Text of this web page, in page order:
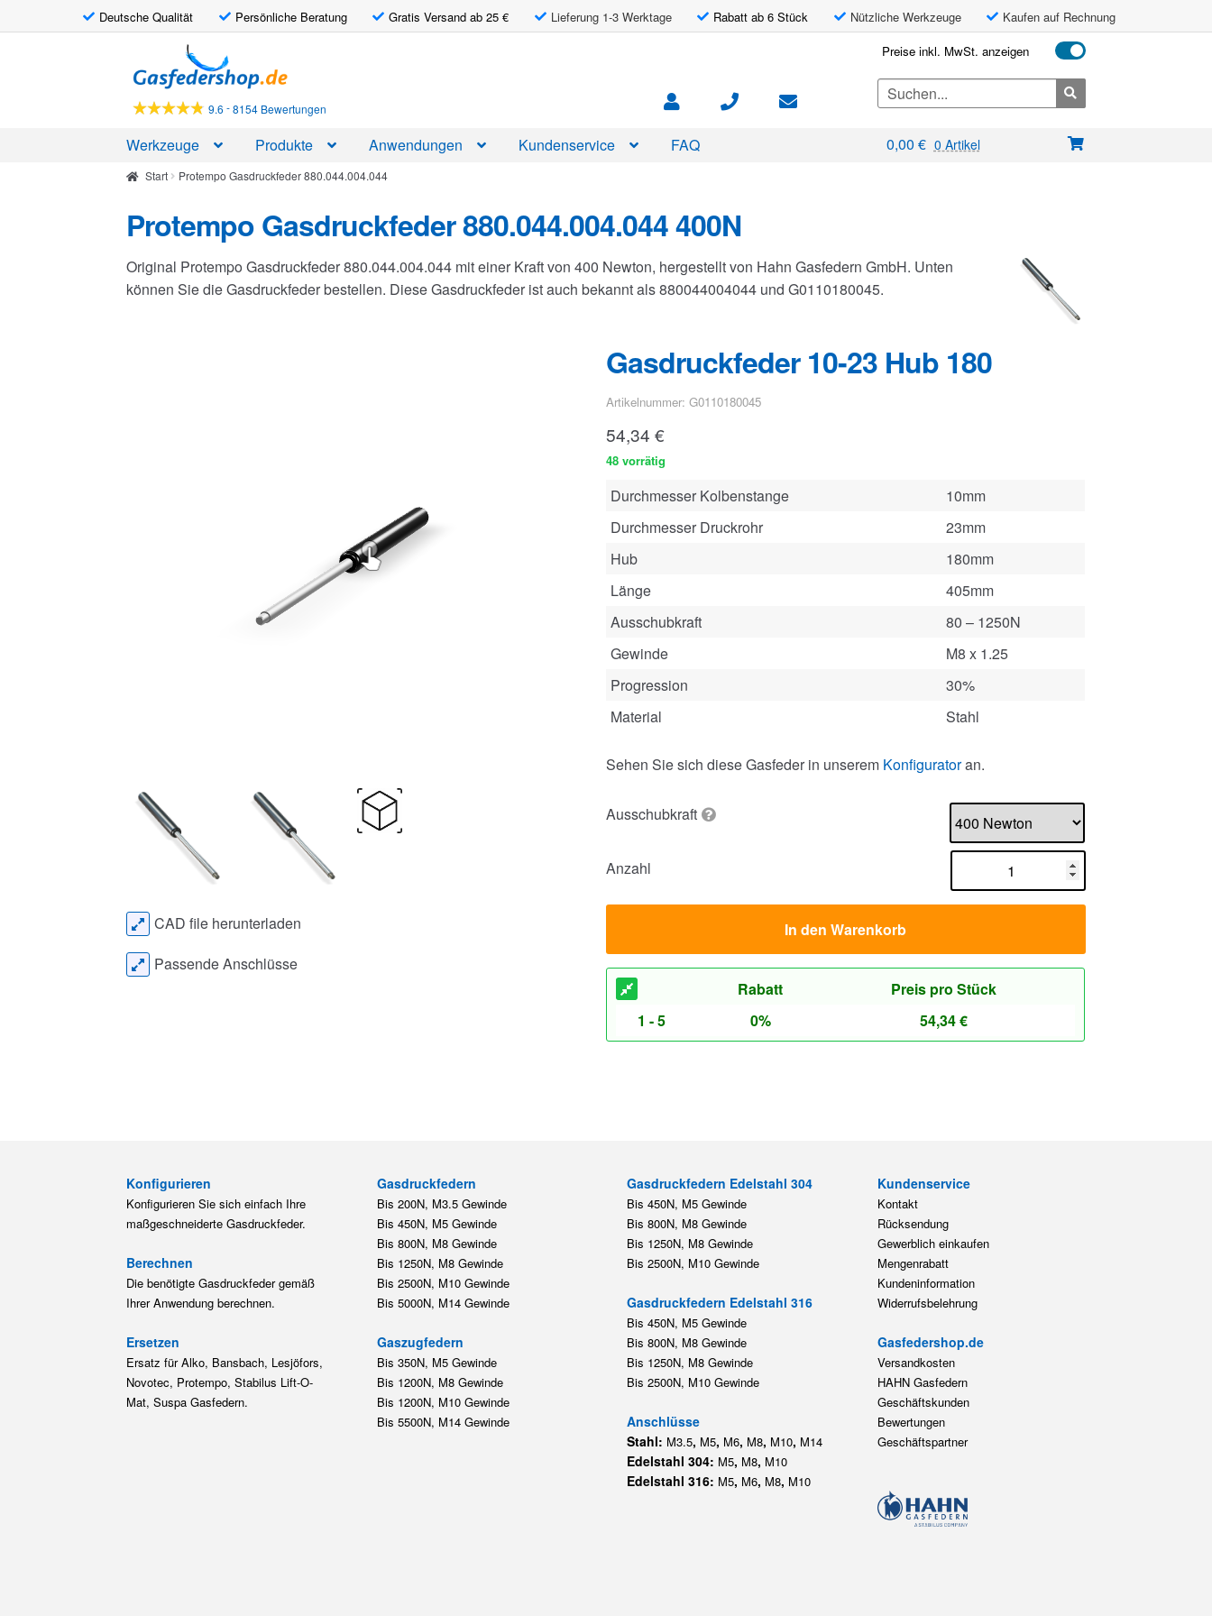
Deutsche Qualität Persönliche Beratung Gratis Versand ab 25 € Lieferung 1-3 Werktage Rabatt ab 6 Stück Nützliche Werkzeuge Kaufen auf Rechnung
Navigation
springen
Inhalt
springen
9.6 -8154 Bewertungen
Preise inkl. MwSt. anzeigen
Search
for:
Werkzeuge Produkte Anwendungen Kundenservice FAQ 0,00 € 0 Artikel
Start Protempo Gasdruckfeder 880.044.004.044
Protempo Gasdruckfeder 880.044.004.044 400N
Original Protempo Gasdruckfeder 880.044.004.044 mit einer Kraft von 400 Newton, hergestellt von Hahn Gasfedern GmbH. Unten
können Sie die Gasdruckfeder bestellen. Diese Gasdruckfeder ist auch bekannt als 880044004044 und G0110180045.
Gasdruckfeder 10-23 Hub 180
Artikelnummer: G0110180045
54,34 €
48 vorrätig
Durchmesser Kolbenstange
10mm
Durchmesser Druckrohr
23mm
Hub
180mm
Länge
405mm
Ausschubkraft
80 – 1250N
Gewinde
M8 x 1.25
Progression
30%
Material
Stahl
Sehen Sie sich diese Gasfeder in unserem Konfiguratoran.
Ausschubkraft
Anzahl
In den Warenkorb
Rabatt
Preis pro Stück
1 - 5
0% 54,34€
CAD file herunterladen
Passende Anschlüsse
Konfigurieren
Konfigurieren Sie sich einfach Ihre
maßgeschneiderte Gasdruckfeder.
Berechnen
Die benötigte Gasdruckfeder gemäß
Ihrer Anwendung berechnen.
Ersetzen
Ersatz für Alko, Bansbach, Lesjöfors,
Novotec, Protempo, Stabilus Lift-O-
Mat, Suspa Gasfedern.
Gasdruckfedern
Bis 200N, M3.5 Gewinde
Bis 450N, M5 Gewinde
Bis 800N, M8 Gewinde
Bis 1250N, M8 Gewinde
Bis 2500N, M10 Gewinde
Bis 5000N, M14 Gewinde
Gaszugfedern
Bis 350N, M5 Gewinde
Bis 1200N, M8 Gewinde
Bis 1200N, M10 Gewinde
Bis 5500N, M14 Gewinde
Gasdruckfedern Edelstahl 304
Bis 450N, M5 Gewinde
Bis 800N, M8 Gewinde
Bis 1250N, M8 Gewinde
Bis 2500N, M10 Gewinde
Gasdruckfedern Edelstahl 316
Bis 450N, M5 Gewinde
Bis 800N, M8 Gewinde
Bis 1250N, M8 Gewinde
Bis 2500N, M10 Gewinde
Anschlüsse
Stahl: M3.5, M5, M6, M8, M10, M14
Edelstahl 304: M5, M8, M10
Edelstahl 316: M5, M6, M8, M10
Kundenservice
Kontakt
Rücksendung
Gewerblich einkaufen
Mengenrabatt
Kundeninformation
Widerrufsbelehrung
Gasfedershop.de
Versandkosten
HAHN Gasfedern
Geschäftskunden
Bewertungen
Geschäftspartner